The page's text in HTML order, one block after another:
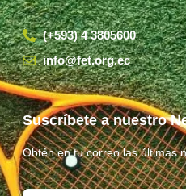
(+593) 4 3805600
info@fet.org.ec
Suscríbete a nuestro
Obtén en tu correo las últimas